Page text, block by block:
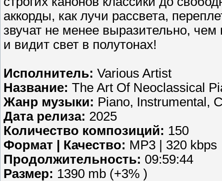
аккорды, как лучи рассвета,
звучат не менее выразительно,
и видит свет в полутонах!
Исполнитель: Various Artist
Название: The Art Of Neoclassical
Жанр музыки: Piano, Instrumental,
Дата релиза: 2025
Количество композиций: 150
Формат | Качество: MP3 | 320 kbps
Продолжительность: 09:59:44
Размер: 1390 mb (+3% )